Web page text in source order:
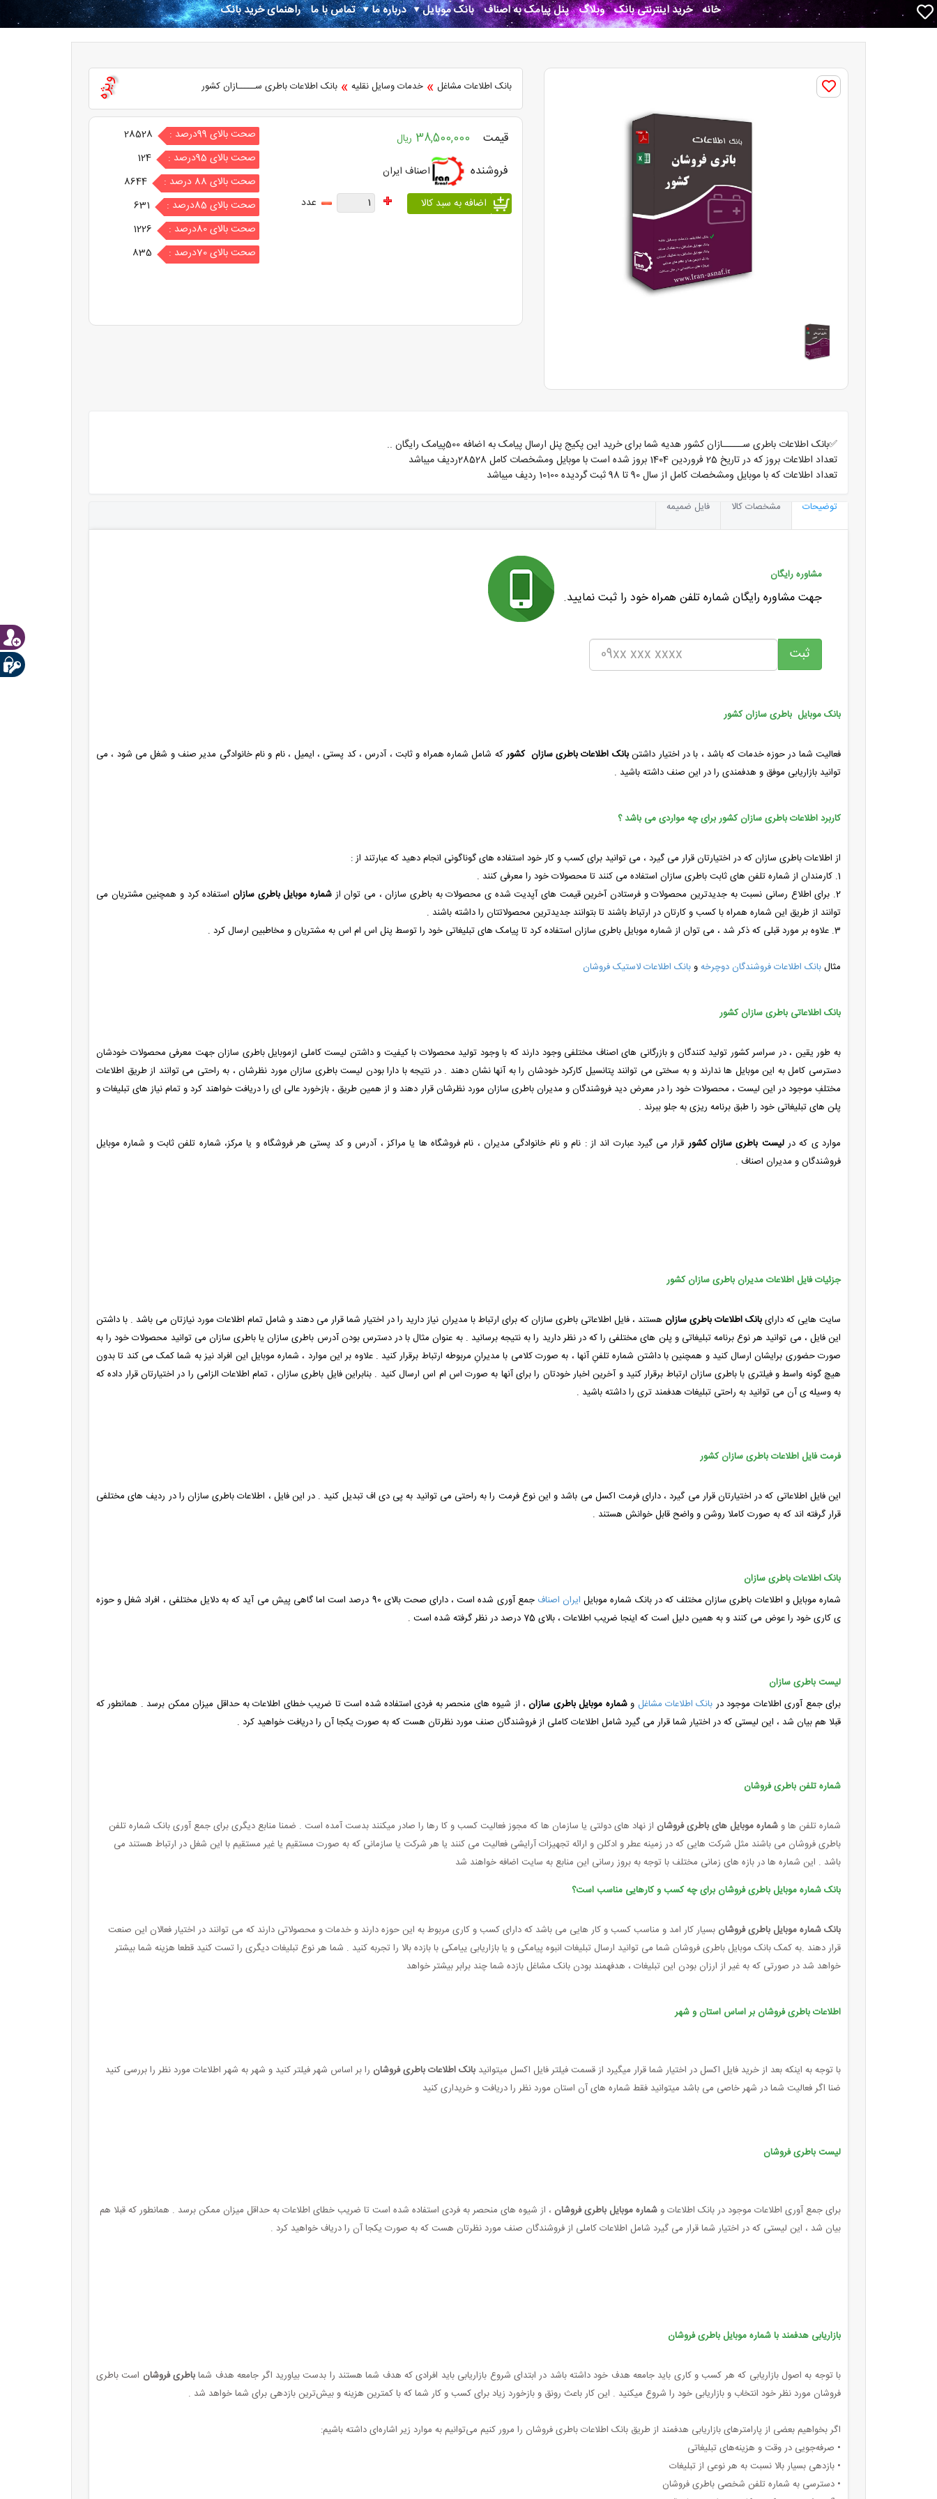
خانه خرید اینترنتی بانک وبلاگ پنل پیامک به اصناف بانک موبایل درباره ما تماس با ما راهنمای خرید بانک
ویژه بانک اطلاعات مشاغل » خدمات وسایل نقلیه » بانک اطلاعات باطری ســـــازان کشور
قیمت 38,500,000 ریال
فروشنده
اصناف ایران
عدد
صحت بالای 99درصد :
28528
صحت بالای 95درصد :
124
صحت بالای 88 درصد :
8644
صحت بالای 85درصد :
631
صحت بالای 80درصد :
1226
صحت بالای 70درصد :
835
✅بانک اطلاعات باطری ســـــازان کشور هدیه شما برای خرید این پکیج پنل ارسال پیامک به اضافه 500پیامک رایگان ..
تعداد اطلاعات بروز که در تاریخ 25 فروردین 1404 بروز شده است با موبایل ومشخصات کامل 28528ردیف میباشد
تعداد اطلاعات که با موبایل ومشخصات کامل از سال 90 تا 98 ثبت گردیده 10100 ردیف میباشد
توضیحات مشخصات کالا فایل ضمیمه
مشاوره رایگان
جهت مشاوره رایگان شماره تلفن همراه خود را ثبت نمایید.
بانک موبایل باطری سازان کشور
فعالیت شما در حوزه خدمات که باشد ، با در اختیار داشتنبانک اطلاعات باطری سازان کشورکه شامل شماره همراه و ثابت ، آدرس ، کد پستی ، ایمیل ، نام و نام خانوادگی مدیر صنف و شغل می شود ، می
توانید بازاریابی موفق و هدفمندی را در این صنف داشته باشید .
کاربرد اطلاعات باطری سازان کشور برای چه مواردی می باشد ؟
از اطلاعات باطری سازان که در اختیارتان قرار می گیرد ، می توانید برای کسب و کار خود استفاده های گوناگونی انجام دهید که عبارتند از :
1. کارمندان از شماره تلفن های ثابت باطری سازان استفاده می کنند تا محصولات خود را معرفی کنند .
2. برای اطلاع رسانی نسبت به جدیدترین محصولات و فرستادن آخرین قیمت های آپدیت شده ی محصولات به باطری سازان ، می توان از
شماره موبایل باطری سازان استفاده کرد و همچنین مشتریان می
توانند از طریق این شماره همراه با کسب و کارتان در ارتباط باشند تا بتوانند جدیدترین محصولاتتان را داشته باشند .
3. علاوه بر مورد قبلی که ذکر شد ، می توان از شماره موبایل باطری سازان استفاده کرد تا پیامک های تبلیغاتی خود را توسط پنل اس ام اس به مشتریان و مخاطبین ارسال کرد .
مثالبانک اطلاعات فروشندگان دوچرخهوبانک اطلاعات لاستیک فروشان
بانک اطلاعاتی باطری سازان کشور
به طور یقین ، در سراسر کشور تولید کنندگان و بازرگانی های اصناف مختلفی وجود دارند که با وجود تولید محصولات با کیفیت و داشتن لیست کاملی ازموبایل باطری سازان جهت معرفی محصولات خودشان
دسترسی کامل به این موبایل ها ندارند و به سختی می توانند پتانسیل کارکرد خودشان را به آنها نشان دهند . در نتیجه با دارا بودن لیست باطری سازان مورد نظرشان ، به راحتی می توانند از طریق اطلاعات
مختلفِ موجود در این لیست ، محصولات خود را در معرض دید فروشندگان و مدیران باطری سازان مورد نظرشان قرار دهند و از همین طریق ، بازخورد عالی ای را دریافت خواهند کرد و تمام نیاز های تبلیغات و
پلن های تبلیغاتی خود را طبق برنامه ریزی به جلو ببرند .
موارد ی که درلیست باطری سازان کشورقرار می گیرد عبارت اند از : نام و نام خانوادگی مدیران ، نام فروشگاه ها یا مراکز ، آدرس و کد پستی هر فروشگاه و یا مرکز، شماره تلفن ثابت و شماره موبایل
فروشندگان و مدیران اصناف .
جزئیات فایل اطلاعات مدیران باطری سازان کشور
سایت هایی که دارایبانک اطلاعات باطری سازان هستند ، فایل اطلاعاتی باطری سازان که برای ارتباط با مدیران نیاز دارید را در اختیار شما قرار می دهند و شامل تمام اطلاعات مورد نیازتان می باشد . با داشتن
این فایل ، می توانید هر نوع برنامه تبلیغاتی و پلن های مختلفی را که در نظر دارید را به نتیجه برسانید . به عنوان مثال با در دسترس بودن آدرس باطری سازان یا باطری سازان می توانید محصولات خود را به
صورت حضوری برایشان ارسال کنید و همچنین با داشتن شماره تلفنِ آنها ، به صورت کلامی با مدیرانِ مربوطه ارتباط برقرار کنید . علاوه بر این موارد ، شماره موبایل این افراد نیز به شما کمک می کند تا بدون
هیچ گونه واسط و فیلتری با باطری سازان ارتباط برقرار کنید و آخرین اخبار خودتان را برای آنها به صورت اس ام اس ارسال کنید . بنابراین فایل باطری سازان ، تمام اطلاعات الزامی را در اختیارتان قرار داده که
به وسیله ی آن می توانید به راحتی تبلیغات هدفمند تری را داشته باشید .
فرمت فایل اطلاعات باطری سازان کشور
این فایل اطلاعاتی که در اختیارتان قرار می گیرد ، دارای فرمت اکسل می باشد و این نوع فرمت را به راحتی می توانید به پی دی اف تبدیل کنید . در این فایل ، اطلاعات باطری سازان را در ردیف های مختلفی
قرار گرفته اند که به صورت کاملا روشن و واضح قابل خوانش هستند .
بانک اطلاعات باطری سازان
شماره موبایل و اطلاعات باطری سازان مختلف که در بانک شماره موبایل ایران اصناف
جمع آوری شده است ، دارای صحت بالای 90 درصد است اما گاهی پیش می آید که به دلایل مختلفی ، افراد شغل و حوزه
ی کاری خود را عوض می کنند و به همین دلیل است که اینجا ضریب اطلاعات ، بالای 75 درصد در نظر گرفته شده است .
لیست باطری سازان
برای جمع آوری اطلاعات موجود در بانک اطلاعات مشاغل وشماره موبایل باطری سازان، از شیوه های منحصر به فردی استفاده شده است تا ضریب خطای اطلاعات به حداقل میزان ممکن برسد . همانطور که
قبلا هم بیان شد ، این لیستی که در اختیار شما قرار می گیرد شامل اطلاعات کاملی از فروشندگان صنف مورد نظرتان هست که به صورت یکجا آن را دریافت خواهید کرد .
شماره تلفن باطری فروشان
شماره تلفن ها و شماره موبایل های باطری فروشان از نهاد های دولتی یا سازمان ها که مجوز فعالیت کسب و کا رها را صادر میکنند بدست آمده است . ضمنا منابع دیگری برای جمع آوری بانک شماره تلفن
باطری فروشان می باشند مثل شرکت هایی که در زمینه عطر و ادکلن و ارائه تجهیزات آرایشی فعالیت می کنند یا هر شرکت یا سازمانی که به صورت مستقیم یا غیر مستقیم با این شغل در ارتباط هستند می
باشد . این شماره ها در بازه های زمانی مختلف با توجه به بروز رسانی این منابع به سایت اضافه خواهند شد
بانک شماره موبایل باطری فروشان برای چه کسب و کارهایی مناسب است؟
بانک شماره موبایل باطری فروشان بسیار کار امد و مناسب کسب و کار هایی می باشد که دارای کسب و کاری مربوط به این حوزه دارند و خدمات و محصولاتی دارند که می توانند در اختیار فعالان این صنعت
قرار دهند .به کمک بانک موبایل باطری فروشان شما می توانید ارسال تبلیغات انبوه پیامکی و یا بازاریابی ییامکی با بازده بالا را تجربه کنید . شما هر نوع تبلیغات دیگری را تست کنید قطعا هزینه شما بیشتر
خواهد شد در صورتی که به غیر از ارزان بودن این تبلیغات ، هدفهمند بودن بانک مشاغل بازده شما چند برابر بیشتر خواهد
اطلاعات باطری فروشان بر اساس استان و شهر
با توجه به اینکه بعد از خرید فایل اکسل در اختیار شما قرار میگیرد از قسمت فیلتر فایل اکسل میتوانید بانک اطلاعات باطری فروشان را بر اساس شهر فیلتر کنید و شهر به شهر اطلاعات مورد نظر را بررسی کنید
ضنا اگر فعالیت شما در شهر خاصی می باشد میتوانید فقط شماره های آن استان مورد نظر را دریافت و خریداری کنید
لیست باطری فروشان
برای جمع آوری اطلاعات موجود در بانک اطلاعات و شماره موبایل باطری فروشان ، از شیوه های منحصر به فردی استفاده شده است تا ضریب خطای اطلاعات به حداقل میزان ممکن برسد . همانطور که قبلا هم
بیان شد ، این لیستی که در اختیار شما قرار می گیرد شامل اطلاعات کاملی از فروشندگان صنف مورد نظرتان هست که به صورت یکجا آن را دریاف خواهید کرد .
بازاریابی هدفمند با شماره موبایل باطری فروشان
با توجه به اصول بازاریابی که هر کسب ‌و کاری باید جامعه هدف خود داشته باشد در ابتدای شروع بازاریابی باید افرادی که هدف شما هستند را بدست بیاورید اگر جامعه هدف شماباطری فروشان است باطری
فروشان مورد نظر خود انتخاب و بازاریابی خود را شروع میکنید . این کار باعث رونق و بازخورد زیاد برای کسب ‌و کار شما که با کمترین هزینه و بیش‌ترین بازدهی برای شما خواهد شد .
اگر بخواهیم بعضی از پارامترهای بازاریابی هدفمند از طریق بانک اطلاعات باطری فروشان را مرور کنیم می‌توانیم به موارد زیر اشاره‌ای داشته باشیم:
• صرفه‌جویی در وقت و هزینه‌های تبلیغاتی
• بازدهی بسیار بالا نسبت به هر نوعی از تبلیغات
• دسترسی به شماره تلفن شخصی باطری فروشان